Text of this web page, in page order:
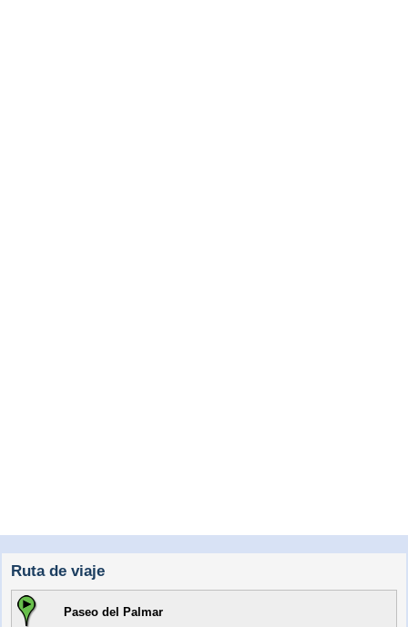
Ruta de viaje
Paseo del Palmar